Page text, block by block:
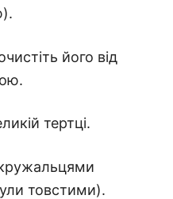
його від
тертці.
кружальцями
товстими).